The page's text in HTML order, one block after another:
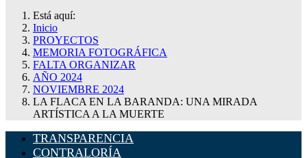
Está aquí:
Inicio
PROYECTOS
MEMORIA FOTOGRÁFICA
FALTA ORGANIZAR
AÑO 2024
NOVIEMBRE 2024
LA FLACA EN LA BARANDA: UNA MIRADA
ARTÍSTICA A LA MUERTE
TRANSPARENCIA
CONTRALORÍA